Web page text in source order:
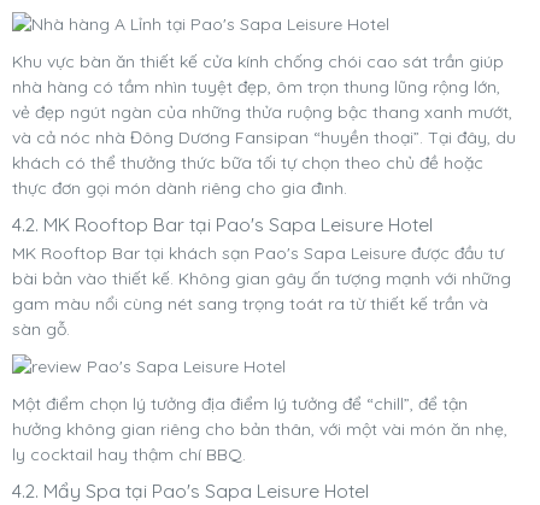
Khu vực bàn ăn thiết kế cửa kính chống chói cao sát trần giúp
nhà hàng có tầm nhìn tuyệt đẹp, ôm trọn thung lũng rộng lớn,
vẻ đẹp ngút ngàn của những thửa ruộng bậc thang xanh mướt,
và cả nóc nhà Đông Dương Fansipan “huyền thoại”. Tại đây, du
khách có thể thưởng thức bữa tối tự chọn theo chủ đề hoặc
thực đơn gọi món dành riêng cho gia đình.
4.2. MK Rooftop Bar tại Pao's Sapa Leisure Hotel
MK Rooftop Bar tại khách sạn Pao's Sapa Leisure được đầu tư
bài bản vào thiết kế. Không gian gây ấn tượng mạnh với những
gam màu nổi cùng nét sang trọng toát ra từ thiết kế trần và
sàn gỗ.
Một điểm chọn lý tưởng địa điểm lý tưởng để “chill”, để tận
hưởng không gian riêng cho bản thân, với một vài món ăn nhẹ,
ly cocktail hay thậm chí BBQ.
4.2. Mẩy Spa tại Pao's Sapa Leisure Hotel